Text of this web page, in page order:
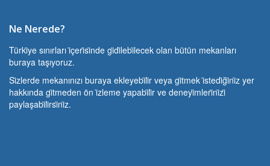
Ne Nerede?
Türki̇ye sınırları i̇çeri̇si̇nde gi̇di̇lebi̇lecek olan bütün mekanları
buraya taşıyoruz.
Si̇zlerde mekanınızı buraya ekleyebi̇li̇r veya gi̇tmek i̇stedi̇ği̇ni̇z yer
hakkında gi̇tmeden ön i̇zleme yapabi̇li̇r ve deneyi̇mleri̇ni̇zi̇
paylaşabi̇li̇rsi̇ni̇z.